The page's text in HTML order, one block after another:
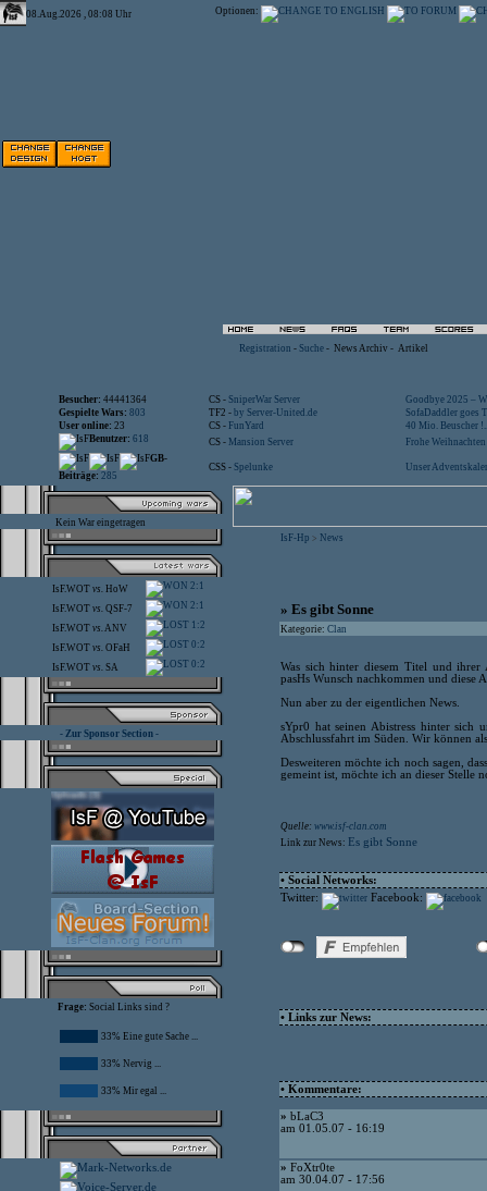
08.Aug.2026 , 08:08 Uhr Optionen:
Registration - Suche - News Archiv - Artikel
Besucher: 44441364 CS - SniperWar Server
Goodbye 2025 –
Gespielte Wars: 803 TF2 - by Server-United.de
SofaDaddler goes
User online: 23 CS - FunYard
40 Mio. Beuscher
Benutzer: 618 CS - Mansion Server
Frohe
GB-
Beiträge: 285
CSS - Spelunke Unser
Kein War eingetragen
IsF.WOT vs. HoW 2:1
IsF.WOT vs. QSF-7 2:1
IsF.WOT vs.ANV 1:2
IsF.WOT vs. OFaH 0:2
IsF.WOT vs. SA 0:2
- Zur Sponsor Section -
Frage: Social Links sind ?
33% Eine gute Sache ...
33% Nervig ...
33% Mir egal ...
IsF-Hp > News
» Es gibt Sonne
Kategorie: Clan
Was sich hinter diesem Titel und
pasHs Wunsch nachkommen und diese
Nun aber zu der eigentlichen News.
sYpr0 hat seinen Abistress hinter sich
Abschlussfahrt im Süden. Wir können
Desweiteren möchte ich noch sagen,
gemeint ist, möchte ich an dieser Stelle
Quelle: www.isf-clan.com
Link zur News: Es gibt Sonne
• Social Networks:
Twitter:
Facebook:
• Links zur News:
• Kommentare:
» bLaC3
am 01.05.07 - 16:19
» FoXtr0te
am 30.04.07 - 17:56